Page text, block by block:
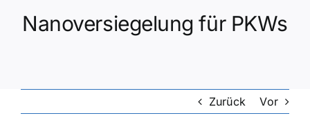
Nanoversiegelung für PKWs
Zurück Vor